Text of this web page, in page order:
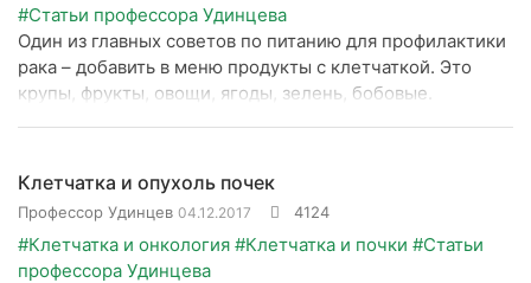
#Статьи профессора Удинцева
Один из главных советов по питанию для профилактики
рака – добавить в меню продукты с клетчаткой. Это
крупы, фрукты, овощи, ягоды, зелень, бобовые.
Клетчатка и опухоль почек
Профессор Удинцев 04.12.2017 4124
#Клетчатка и онкология #Клетчатка и почки #Статьи
профессора Удинцева